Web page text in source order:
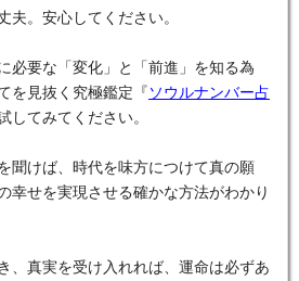
夫。安心してください。
必要な「変化」と「前進」を知る為
を見抜く究極鑑定『 ソウルナンバー占
してみてください。
聞けば、時代を味方につけて真の願
幸せを実現させる確かな方法がわかり
、真実を受け入れれば、運命は必ずあ